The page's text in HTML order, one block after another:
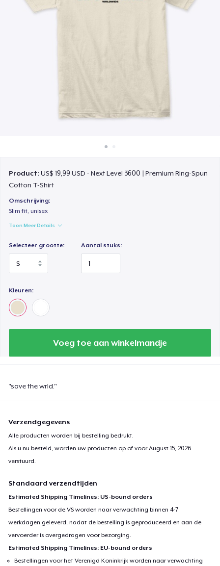
Product:US$ 19,99 USD - Next Level 3600 | Premium Ring-Spun
Cotton T-Shirt
Omschrijving:
Slim fit, unisex
Toon Meer Details
Selecteer grootte: Aantal stuks:
Kleuren:
Voeg toe aan winkelmandje
"save the wrld."
Verzendgegevens
Alle producten worden bij bestelling bedrukt.
Als u nu besteld, worden uw producten op of voorAugust 15, 2026
verstuurd.
Standaard verzendtijden
Estimated Shipping Timelines: US-bound orders
Bestellingen voor de VS worden naar verwachting binnen 4-7
werkdagen geleverd, nadat de bestelling is geproduceerd en aan de
vervoerder is overgedragen voor bezorging.
Estimated Shipping Timelines: EU-bound orders
Bestellingen voor het Verenigd Koninkrijk worden naar verwachting